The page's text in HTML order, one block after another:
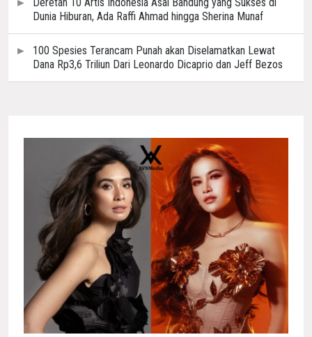
Deretan 10 Artis Indonesia Asal Bandung yang Sukses di
Dunia Hiburan, Ada Raffi Ahmad hingga Sherina Munaf
100 Spesies Terancam Punah akan Diselamatkan Lewat
Dana Rp3,6 Triliun Dari Leonardo Dicaprio dan Jeff Bezos